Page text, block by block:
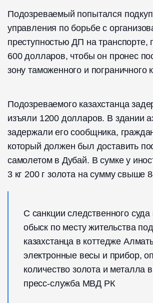
Подозреваемый попытался
управления по борьбе с
преступностью ДП на
600 долларов, чтобы он пронес
зону таможенного и пограничного
Подозреваемого казахстанца
изъяли 1200 долларов. В здании
задержали его сообщника,
который должен был доставить
самолетом в Дубай. В сумке у
3 кг 200 г золота на сумму свыше
С санкции следственного
обыск по месту жительства
казахстанца в коттедже
электронные весы и прибор,
количество золота и металла
пресс-служба МВД РК